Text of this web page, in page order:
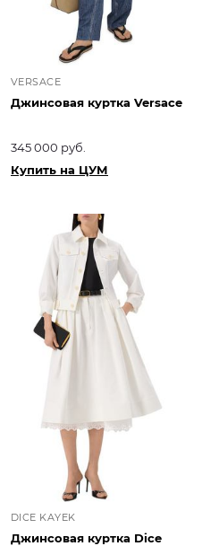
VERSACE
Джинсовая куртка Versace
345 000 руб.
Купить на ЦУМ
DICE KAYEK
Джинсовая куртка Dice